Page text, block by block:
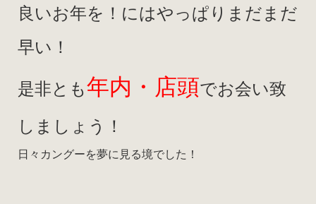
良いお年を！にはやっぱりまだまだ
早い！
是非とも年内・店頭でお会い致
しましょう！
日々カングーを夢に見る境でした！